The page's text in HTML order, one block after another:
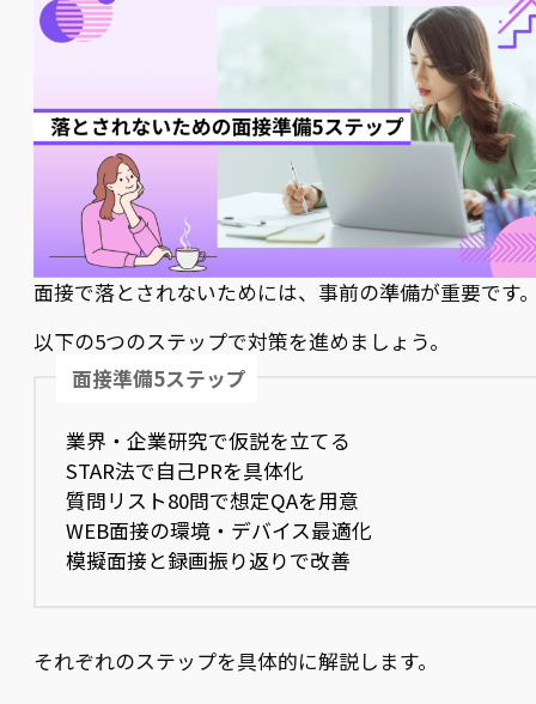
面接で落とされないためには、事前の準備が重要です
以下の5つのステップで対策を進めましょう。
面接準備5ステップ
業界・企業研究で仮説を立てる
STAR法で自己PRを具体化
質問リスト80問で想定QAを用意
WEB面接の環境・デバイス最適化
模擬面接と録画振り返りで改善
それぞれのステップを具体的に解説します。